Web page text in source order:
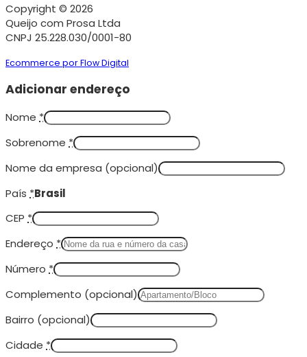
Copyright © 2026
Queijo com Prosa Ltda
CNPJ 25.228.030/0001-80
Ecommerce por Flow Digital
Adicionar endereço
Nome *
Sobrenome *
Nome da empresa (opcional)
País *Brasil
CEP *
Endereço *
Número *
Complemento (opcional)
Bairro (opcional)
Cidade *